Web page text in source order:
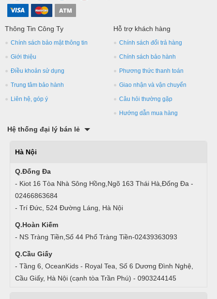
Thông Tin Công Ty
Chính sách bảo mật thông tin
Giới thiệu
Điều khoản sử dụng
Trung tâm bảo hành
Liên hệ, góp ý
Hỗ trợ khách hàng
Chính sách đổi trả hàng
Chính sách bảo hành
Phương thức thanh toán
Giao nhận và vận chuyển
Câu hỏi thường gặp
Hướng dẫn mua hàng
Hệ thống đại lý bán lẻ
Hà Nội
Q.Đống Đa
- Kiot 16 Tòa Nhà Sông Hồng,Ngõ 163 Thái Hà,Đống Đa -
02466863684
- Trí Đức, 524 Đường Láng, Hà Nội
Q.Hoàn Kiếm
- NS Tràng Tiền,Số 44 Phố Tràng Tiền-02439363093
Q.Cầu Giấy
- Tầng 6, OceanKids - Royal Tea, Số 6 Dương Đình Nghệ,
Cầu Giấy, Hà Nội (cạnh tòa Trần Phú) - 0903244145